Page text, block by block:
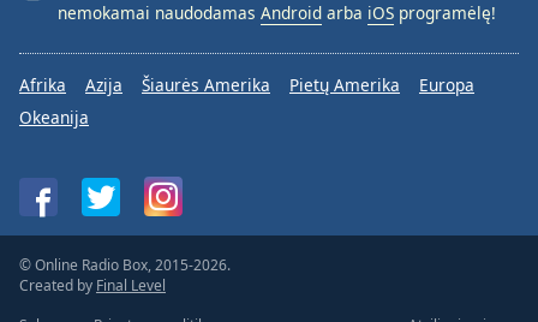
nemokamai naudodamas Android arba iOS programėlę!
Afrika Azija Šiaurės Amerika Pietų Amerika
Europa
Okeanija
© Online Radio Box, 2015-2026.
Created by Final Level